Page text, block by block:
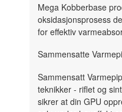
Mega Kobberbase
oksidasjonsprosess
for effektiv
Sammensatte
Sammensatt
teknikker - riflet og
sikrer at din GPU